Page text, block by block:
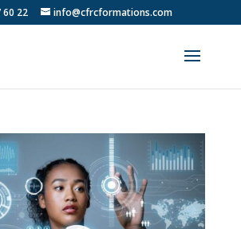
60 22 info@cfrcformations.com